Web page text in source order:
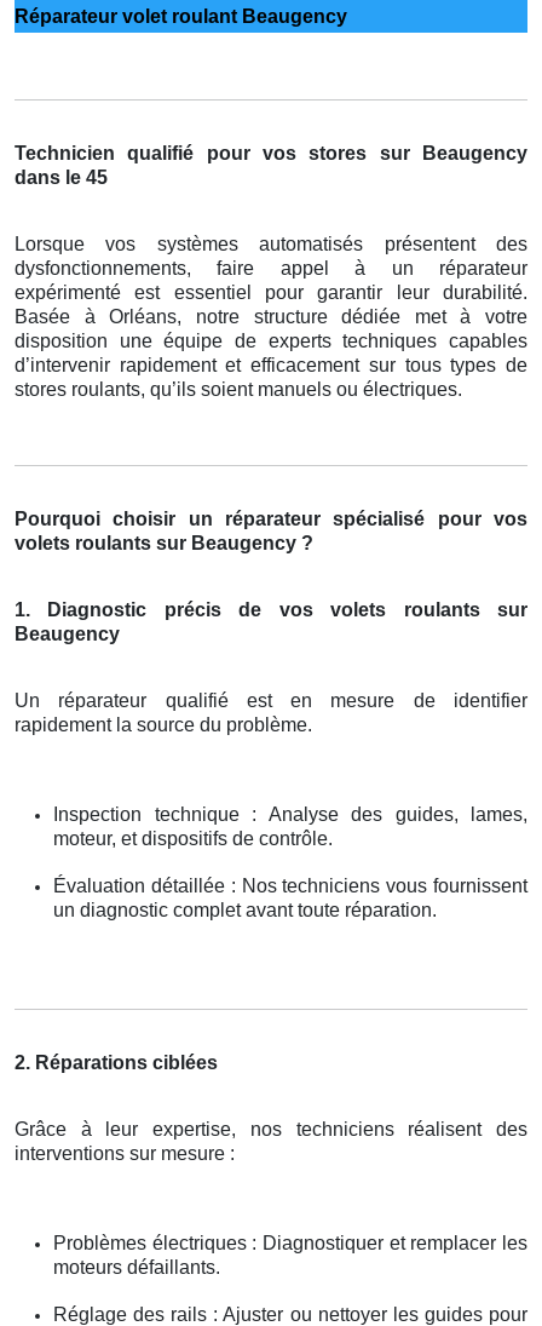
Réparateur volet roulant Beaugency
Technicien qualifié pour vos stores sur Beaugency
dans le 45
Lorsque vos systèmes automatisés présentent des
dysfonctionnements, faire appel à un réparateur
expérimenté est essentiel pour garantir leur durabilité.
Basée à Orléans, notre structure dédiée met à votre
disposition une équipe de experts techniques capables
d’intervenir rapidement et efficacement sur tous types de
stores roulants, qu’ils soient manuels ou électriques.
Pourquoi choisir un réparateur spécialisé pour vos
volets roulants sur Beaugency ?
1. Diagnostic précis de vos volets roulants sur
Beaugency
Un réparateur qualifié est en mesure de identifier
rapidement la source du problème.
Inspection technique : Analyse des guides, lames,
moteur, et dispositifs de contrôle.
Évaluation détaillée : Nos techniciens vous fournissent
un diagnostic complet avant toute réparation.
2. Réparations ciblées
Grâce à leur expertise, nos techniciens réalisent des
interventions sur mesure :
Problèmes électriques : Diagnostiquer et remplacer les
moteurs défaillants.
Réglage des rails : Ajuster ou nettoyer les guides pour